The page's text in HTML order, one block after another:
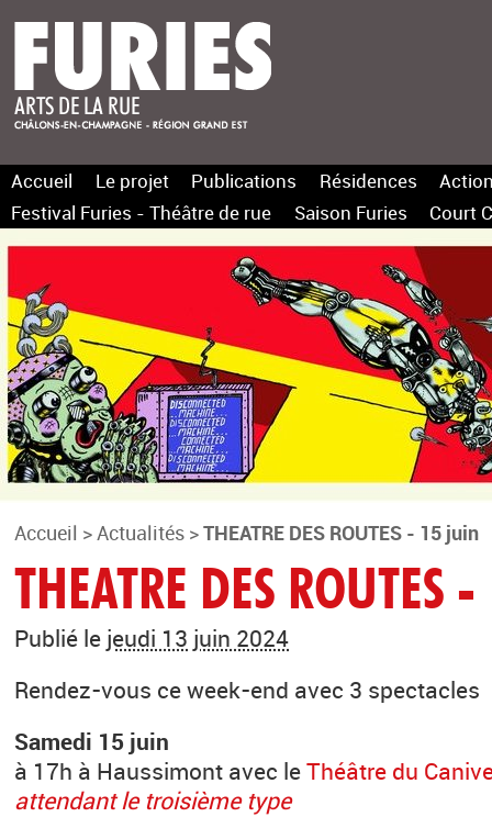
Accueil Le projet Publications Résidences
Festival Furies - Théâtre de rue
Saison Furies Court
Accueil > Actualités >THEATRE DES ROUTES - 15 juin
THEATRE DES ROUTES
Publié le jeudi 13 juin 2024
Rendez-vous ce week-end avec 3 spectacles
Samedi 15 juin
à 17h à Haussimont avec leThéâtre du
attendant le troisième type